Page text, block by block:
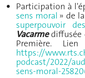
Participation à
sens moral » de
superpouvoir
Vacarmediffusée
Première.
https://
podcast/2022/
sens-moral-